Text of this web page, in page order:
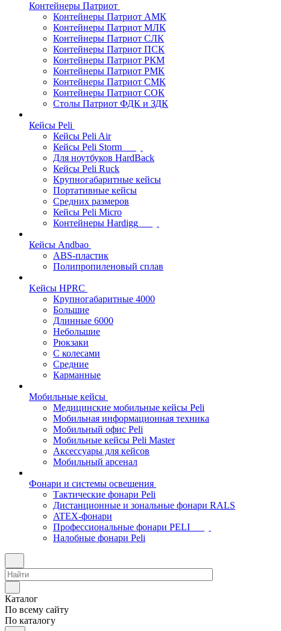
Контейнеры Патриот
Контейнеры Патриот АМК
Контейнеры Патриот МЛК
Контейнеры Патриот CЛК
Контейнеры Патриот ПСК
Контейнеры Патриот РКМ
Контейнеры Патриот РМК
Контейнеры Патриот СМК
Контейнеры Патриот СОК
Столы Патриот ФДК и ЗДК
Кейсы Peli
Кейсы Peli Air
Кейсы Peli Storm
Для ноутбуков HardBack
Кейсы Peli Ruck
Крупногабаритные кейсы
Портативные кейсы
Средних размеров
Кейсы Peli Micro
Контейнеры Hardigg
Кейсы Andbao
ABS-пластик
Полипропиленовый сплав
Kейсы HPRC
Крупногабаритные 4000
Большие
Длинные 6000
Небольшие
Рюкзаки
С колесами
Средние
Карманные
Мобильные кейсы
Медицинские мобильные кейсы Peli
Мобильная информационная техника
Мобильный офис Peli
Мобильные кейсы Peli Master
Аксессуары для кейсов
Мобильный арсенал
Фонари и системы освещения
Тактические фонари Peli
Дистанционные и зональные фонари RALS
ATEX-фонари
Профессиональные фонари PELI
Налобные фонари Peli
Каталог
По всему сайту
По каталогу